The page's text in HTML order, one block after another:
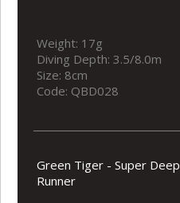
Weight: 17g
Diving Depth: 3.5/8.0m
Size: 8cm
Code: QBD028
Green Tiger - Super Deep
Runner